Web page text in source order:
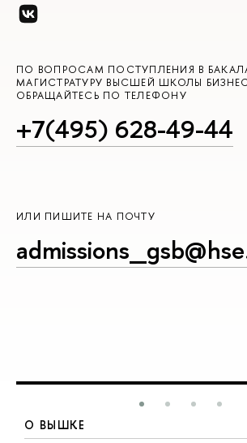
ПО ВОПРОСАМ ПОСТУПЛЕНИЯ В
МАГИСТРАТУРУ ВЫСШЕЙ ШКОЛЫ
ОБРАЩАЙТЕСЬ ПО ТЕЛЕФОНУ
+7(495) 628-49-44
ИЛИ ПИШИТЕ НА ПОЧТУ
О ВЫШКЕ